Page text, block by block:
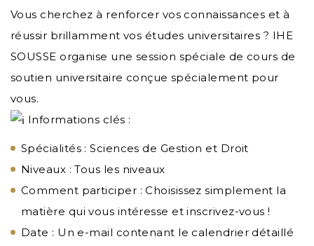
Vous cherchez à renforcer vos connaissances et à
réussir brillamment vos études universitaires ? IHE
SOUSSE organise une session spéciale de cours de
soutien universitaire conçue spécialement pour
vous.
Informations clés :
Spécialités : Sciences de Gestion et Droit
Niveaux : Tous les niveaux
Comment participer : Choisissez simplement la
matière qui vous intéresse et inscrivez-vous !
Date : Un e-mail contenant le calendrier détaillé